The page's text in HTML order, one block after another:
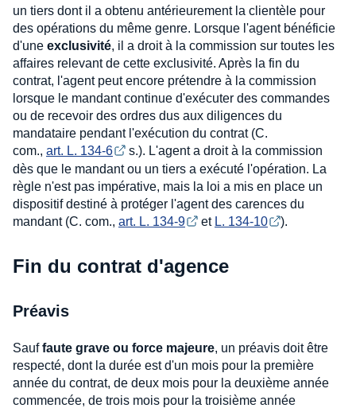
un tiers dont il a obtenu antérieurement la clientèle pour
des opérations du même genre. Lorsque l'agent bénéficie
d'une exclusivité, il a droit à la commission sur toutes les
affaires relevant de cette exclusivité. Après la fin du
contrat, l'agent peut encore prétendre à la commission
lorsque le mandant continue d'exécuter des commandes
ou de recevoir des ordres dus aux diligences du
mandataire pendant l'exécution du contrat (C.
com., art. L. 134-6
s.). L'agent a droit à la commission
dès que le mandant ou un tiers a exécuté l'opération. La
règle n'est pas impérative, mais la loi a mis en place un
dispositif destiné à protéger l'agent des carences du
mandant (C. com., art. L. 134-9 et L. 134-10 ).
Fin du contrat d'agence
Préavis
Sauffaute grave ou force majeure, un préavis doit être
respecté, dont la durée est d'un mois pour la première
année du contrat, de deux mois pour la deuxième année
commencée, de trois mois pour la troisième année